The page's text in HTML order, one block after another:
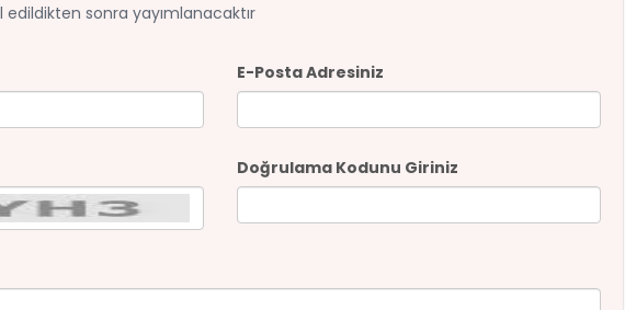
edildikten sonra yayımlanacaktır
E-Posta Adresiniz
Doğrulama Kodunu Giriniz